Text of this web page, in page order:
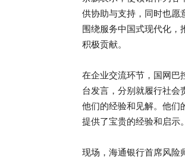
供协助与支持，同时也愿
围绕服务中国式现代化，
积极贡献。
在企业交流环节，国网巴
台发言，分别就履行社会
他们的经验和见解。他们
提供了宝贵的经验和启示。
现场，海通银行首席风